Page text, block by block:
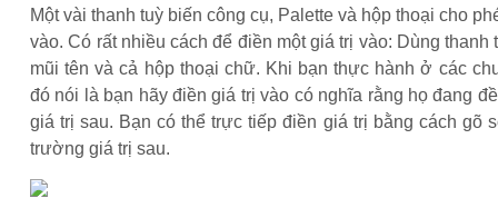
Một vài thanh tuỳ biến công cụ, Palette và hộp thoại cho
vào. Có rất nhiều cách để điền một giá trị vào: Dùng thanh
mũi tên và cả hộp thoại chữ. Khi bạn thực hành ở các
đó nói là bạn hãy điền giá trị vào có nghĩa rằng họ đang
giá trị sau. Bạn có thể trực tiếp điền giá trị bằng cách gõ
trường giá trị sau.